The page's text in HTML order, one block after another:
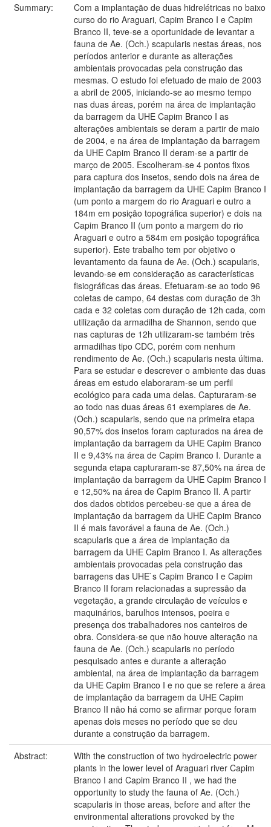
Summary:
Com a implantação de duas hidrelétricas no baixo
curso do rio Araguari, Capim Branco I e Capim
Branco II, teve-se a oportunidade de levantar a
fauna de Ae. (Och.) scapularis nestas áreas, nos
períodos anterior e durante as alterações
ambientais provocadas pela construção das
mesmas. O estudo foi efetuado de maio de 2003
a abril de 2005, iniciando-se ao mesmo tempo
nas duas áreas, porém na área de implantação
da barragem da UHE Capim Branco I as
alterações ambientais se deram a partir de maio
de 2004, e na área de implantação da barragem
da UHE Capim Branco II deram-se a partir de
março de 2005. Escolheram-se 4 pontos fixos
para captura dos insetos, sendo dois na área de
implantação da barragem da UHE Capim Branco I
(um ponto a margem do rio Araguari e outro a
184m em posição topográfica superior) e dois na
Capim Branco II (um ponto a margem do rio
Araguari e outro a 584m em posição topográfica
superior). Este trabalho tem por objetivo o
levantamento da fauna de Ae. (Och.) scapularis,
levando-se em consideração as características
fisiográficas das áreas. Efetuaram-se ao todo 96
coletas de campo, 64 destas com duração de 3h
cada e 32 coletas com duração de 12h cada, com
utilização da armadilha de Shannon, sendo que
nas capturas de 12h utilizaram-se também três
armadilhas tipo CDC, porém com nenhum
rendimento de Ae. (Och.) scapularis nesta última.
Para se estudar e descrever o ambiente das duas
áreas em estudo elaboraram-se um perfil
ecológico para cada uma delas. Capturaram-se
ao todo nas duas áreas 61 exemplares de Ae.
(Och.) scapularis, sendo que na primeira etapa
90,57% dos insetos foram capturados na área de
implantação da barragem da UHE Capim Branco
II e 9,43% na área de Capim Branco I. Durante a
segunda etapa capturaram-se 87,50% na área de
implantação da barragem da UHE Capim Branco I
e 12,50% na área de Capim Branco II. A partir
dos dados obtidos percebeu-se que a área de
implantação da barragem da UHE Capim Branco
II é mais favorável a fauna de Ae. (Och.)
scapularis que a área de implantação da
barragem da UHE Capim Branco I. As alterações
ambientais provocadas pela construção das
barragens das UHE`s Capim Branco I e Capim
Branco II foram relacionadas a supressão da
vegetação, a grande circulação de veículos e
maquinários, barulhos intensos, poeira e
presença dos trabalhadores nos canteiros de
obra. Considera-se que não houve alteração na
fauna de Ae. (Och.) scapularis no período
pesquisado antes e durante a alteração
ambiental, na área de implantação da barragem
da UHE Capim Branco I e no que se refere a área
de implantação da barragem da UHE Capim
Branco II não há como se afirmar porque foram
apenas dois meses no período que se deu
durante a construção da barragem.
Abstract:
With the construction of two hydroelectric power
plants in the lower level of Araguari river Capim
Branco I and Capim Branco II , we had the
opportunity to study the fauna of Ae. (Och.)
scapularis in those areas, before and after the
environmental alterations provoked by the